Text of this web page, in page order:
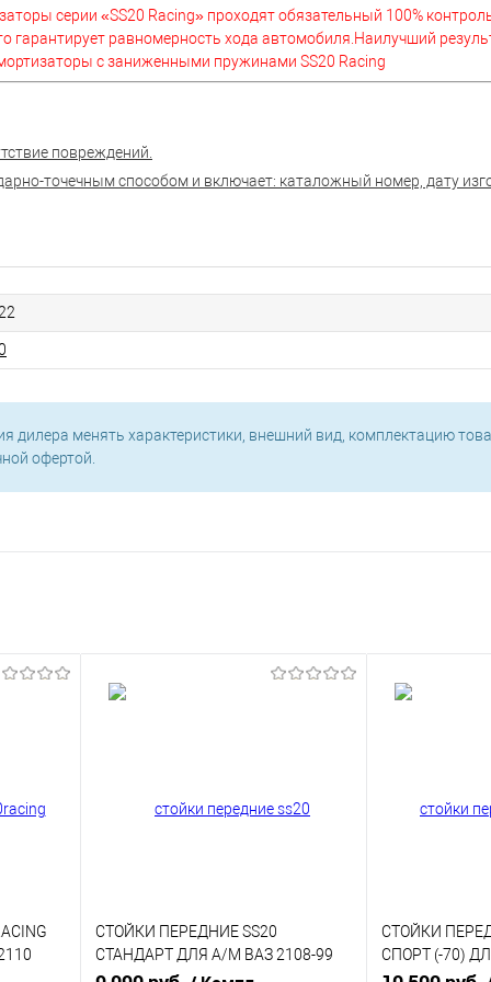
серии «SS20 Racing» проходят обязательный 100%
равномерность хода автомобиля.Наилучший
с заниженными пружинами SS20 Racing
повреждений.
точечным способом и включает: каталожный номер, дату
дилера менять характеристики, внешний вид, комплектацию
офертой.
СТОЙКИ ПЕРЕДНИЕ SS20
СТАНДАРТ ДЛЯ А/М ВАЗ 2108-99
SS20101
СТОЙКИ
СПОРТ (-70)
КАЛИНА 2,